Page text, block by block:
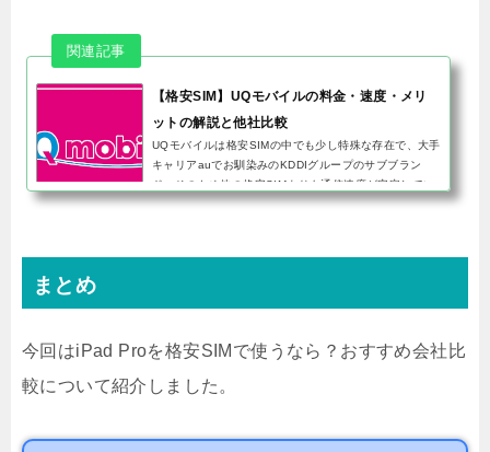
【格安SIM】UQモバイルの料金・速度・メリ
ットの解説と他社比較
UQモバイルは格安SIMの中でも少し特殊な存在で、大手
キャリアauでお馴染みのKDDIグループのサブブラン
ド。そのため他の格安SIMよりも通信速度が安定してい
て、格安SIMの弱点である混雑時の通信速度も良好で
まとめ
今回はiPad Proを格安SIMで使うなら？おすすめ会社比
較について紹介しました。